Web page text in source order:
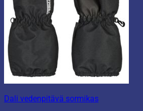
Dali vedenpitävä sormikas